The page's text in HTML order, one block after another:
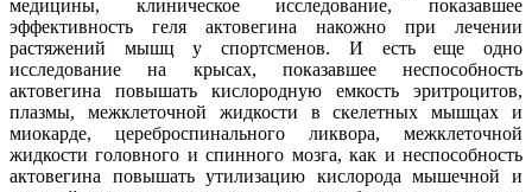
медицины, клиническое исследование, показавшее
эффективность геля актовегина накожно при лечении
растяжений мышц у спортсменов. И есть еще одно
исследование на крысах, показавшее неспособность
актовегина повышать кислородную емкость эритроцитов,
плазмы, межклеточной жидкости в скелетных мышцах и
миокарде, цереброспинального ликвора, межклеточной
жидкости головного и спинного мозга, как и неспособность
актовегина повышать утилизацию кислорода мышечной и